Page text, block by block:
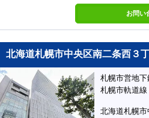
お問い
北海道札幌市中央区南二条西３
札幌市営地
札幌市軌道
北海道札幌